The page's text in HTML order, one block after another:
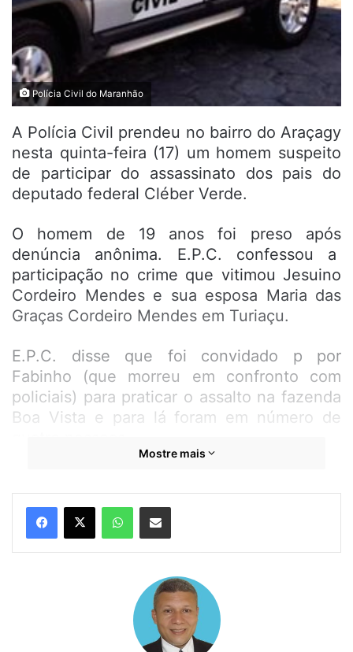
Polícia Civil do Maranhão
A Polícia Civil prendeu no bairro do Araçagy
nesta quinta-feira (17) um homem suspeito
de participar do assassinato dos pais do
deputado federal Cléber Verde.
O homem de 19 anos foi preso após
denúncia anônima. E.P.C. confessou a
participação no crime que vitimou Jesuino
Cordeiro Mendes e sua esposa Maria das
Graças Cordeiro Mendes em Turiaçu.
E.P.C. disse que foi convidado p por
Fabinho (que morreu em confronto com
policiais) para praticar o assalto na fazenda
Boa Vista e para lá foram em número de
casa, enquanto dois homens, que já
aguardavam no local perseguiram e
assassinaram a tiros Jesuíno, que estava
O preso disse ainda que Fabinho conseguiu
sair da casa de posse de uma arma de fogo,
após matar a proprietária.
Mostre mais